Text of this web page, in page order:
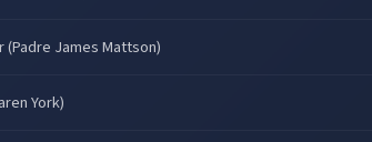
(Padre James Mattson)
York)